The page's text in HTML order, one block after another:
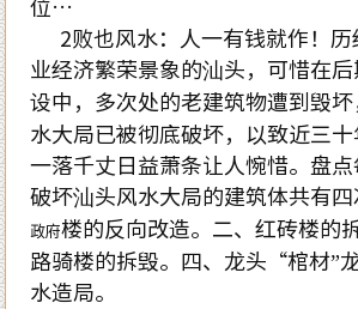
位…
2败也风水：人一有钱就作！历
业经济繁荣景象的汕头，可惜在
设中，多次处的老建筑物遭到毁
水大局已被彻底破坏，以致近三
一落千丈日益萧条让人惋惜。盘
破坏汕头风水大局的建筑体共有
政府楼的反向改造。二、红砖楼的
路骑楼的拆毁。四、龙头“棺材”
水造局。